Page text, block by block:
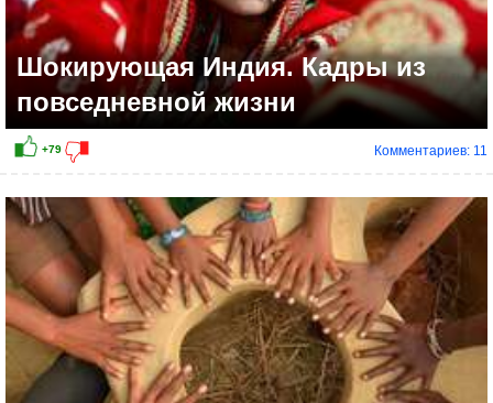
Шокирующая Индия. Кадры из
повседневной жизни
Комментариев: 11